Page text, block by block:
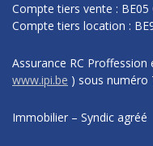
Compte tiers vente : BE05
Compte tiers location :
Assurance RC
www.ipi.be ) sous numéro
Immobilier – Syndic agréé